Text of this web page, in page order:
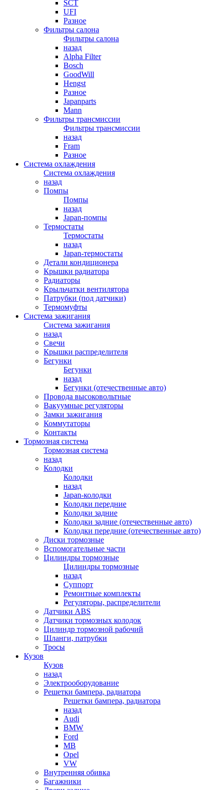
SCT
UFI
Разное
Фильтры салона
Фильтры салона
назад
Alpha Filter
Bosch
GoodWill
Hengst
Разное
Japanparts
Mann
Фильтры трансмиссии
Фильтры трансмиссии
назад
Fram
Разное
Система охлаждения
Система охлаждения
назад
Помпы
Помпы
назад
Japan-помпы
Термостаты
Термостаты
назад
Japan-термостаты
Детали кондиционера
Крышки радиатора
Радиаторы
Крыльчатки вентилятора
Патрубки (под датчики)
Термомуфты
Система зажигания
Система зажигания
назад
Свечи
Крышки распределителя
Бегунки
Бегунки
назад
Бегунки (отечественные авто)
Провода высоковольтные
Вакуумные регуляторы
Замки зажигания
Коммутаторы
Контакты
Тормозная система
Тормозная система
назад
Колодки
Колодки
назад
Japan-колодки
Колодки передние
Колодки задние
Колодки задние (отечественные авто)
Колодки передние (отечественные авто)
Диски тормозные
Вспомогательные части
Цилиндры тормозные
Цилиндры тормозные
назад
Суппорт
Ремонтные комплекты
Регуляторы, распределители
Датчики ABS
Датчики тормозных колодок
Цилиндр тормозной рабочий
Шланги, патрубки
Тросы
Кузов
Кузов
назад
Электрооборудование
Решетки бампера, радиатора
Решетки бампера, радиатора
назад
Audi
BMW
Ford
MB
Opel
VW
Внутренняя обивка
Багажники